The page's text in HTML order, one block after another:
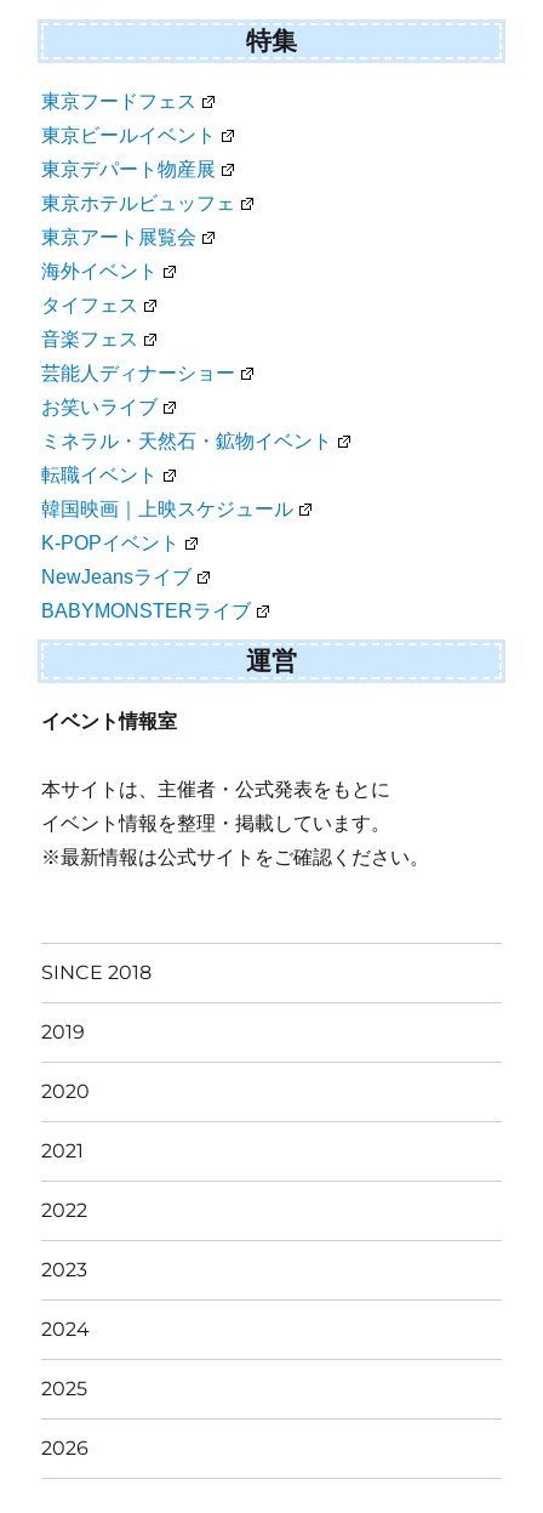
特集
東京フードフェス
東京ビールイベント
東京デパート物産展
東京ホテルビュッフェ
東京アート展覧会
海外イベント
タイフェス
音楽フェス
芸能人ディナーショー
お笑いライブ
ミネラル・天然石・鉱物イベント
転職イベント
韓国映画｜上映スケジュール
K-POPイベント
NewJeansライブ
BABYMONSTERライブ
運営
イベント情報室
本サイトは、主催者・公式発表をもとに
イベント情報を整理・掲載しています。
※最新情報は公式サイトをご確認ください。
SINCE 2018
2019
2020
2021
2022
2023
2024
2025
2026